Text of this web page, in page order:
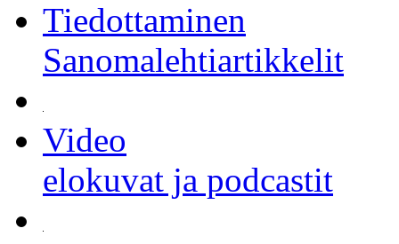
Tiedottaminen
Sanomalehtiartikkelit
Video
elokuvat ja podcastit